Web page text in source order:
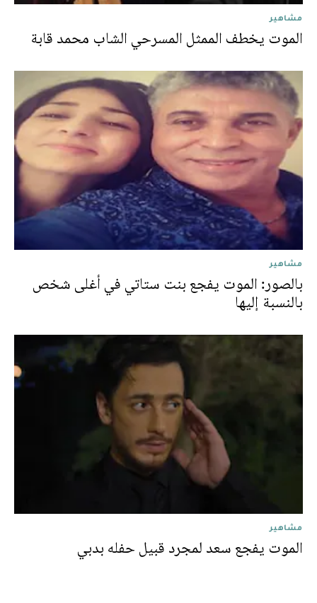
مشاهير
الموت يخطف الممثل المسرحي الشاب محمد قابة
مشاهير
بالصور: الموت يفجع بنت ستاتي في أغلى شخص
بالنسبة إليها
مشاهير
الموت يفجع سعد لمجرد قبيل حفله بدبي